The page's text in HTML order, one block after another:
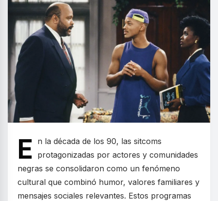
E
n la década de los 90, las sitcoms
protagonizadas por actores y comunidades
negras se consolidaron como un fenómeno
cultural que combinó humor, valores familiares y
mensajes sociales relevantes. Estos programas